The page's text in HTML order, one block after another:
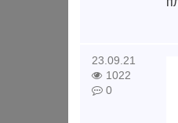
23.09.21
1022
0